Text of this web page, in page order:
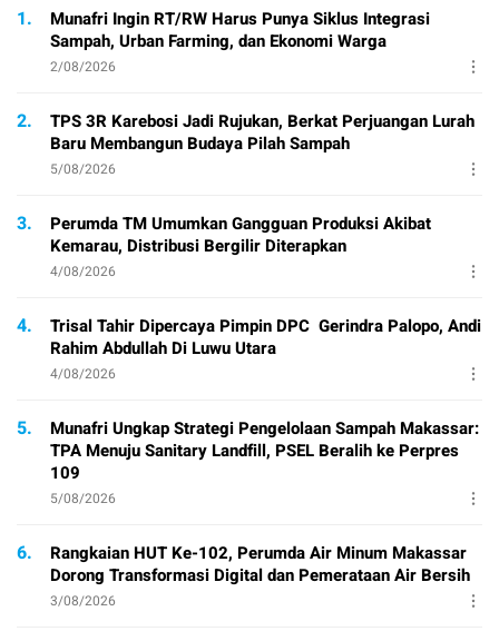
1.
Munafri Ingin RT/RW Harus Punya Siklus Integrasi
Sampah, Urban Farming, dan Ekonomi Warga
2/08/2026
2.
TPS 3R Karebosi Jadi Rujukan, Berkat Perjuangan Lurah
Baru Membangun Budaya Pilah Sampah
5/08/2026
3.
Perumda TM Umumkan Gangguan Produksi Akibat
Kemarau, Distribusi Bergilir Diterapkan
4/08/2026
4.
Trisal Tahir Dipercaya Pimpin DPC Gerindra Palopo, Andi
Rahim Abdullah Di Luwu Utara
4/08/2026
5.
Munafri Ungkap Strategi Pengelolaan Sampah Makassar:
TPA Menuju Sanitary Landfill, PSEL Beralih ke Perpres
109
5/08/2026
6.
Rangkaian HUT Ke-102, Perumda Air Minum Makassar
Dorong Transformasi Digital dan Pemerataan Air Bersih
3/08/2026